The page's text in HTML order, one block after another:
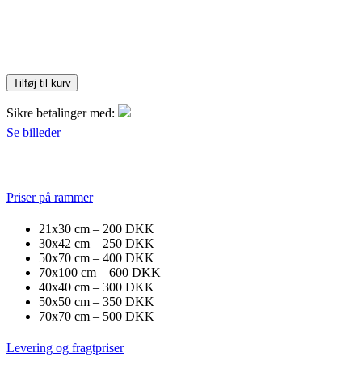
Tilføj til kurv
Sikre betalinger med:
Se billeder
Priser på rammer
21x30 cm – 200 DKK
30x42 cm – 250 DKK
50x70 cm – 400 DKK
70x100 cm – 600 DKK
40x40 cm – 300 DKK
50x50 cm – 350 DKK
70x70 cm – 500 DKK
Levering og fragtpriser